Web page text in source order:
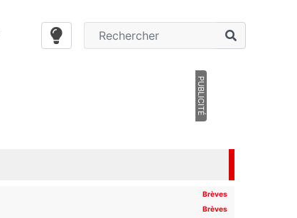
PUBLICITÉ
Brèves
Brèves